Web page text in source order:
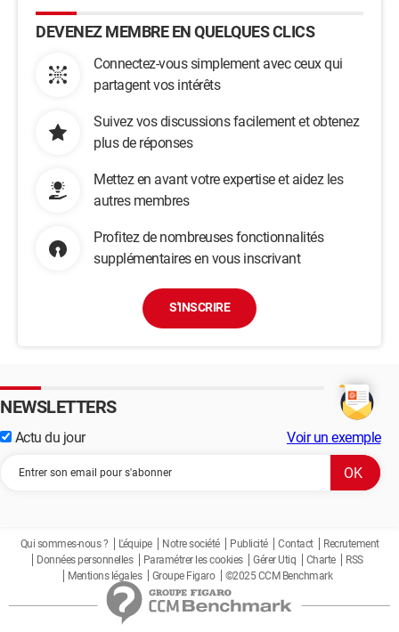
DEVENEZ MEMBRE EN QUELQUES CLICS
Connectez-vous simplement avec ceux qui
partagent vos intérêts
Suivez vos discussions facilement et obtenez
plus de réponses
Mettez en avant votre expertise et aidez les
autres membres
Profitez de nombreuses fonctionnalités
supplémentaires en vous inscrivant
S'INSCRIRE
NEWSLETTERS
Actu du jour Voir un exemple
Qui sommes-nous ? L'équipe Notre société Publicité Contact
Recrutement
Données personnelles
Paramétrer les cookies Gérer Utiq Charte
RSS
Mentions légales
Groupe Figaro ©2025 CCM Benchmark